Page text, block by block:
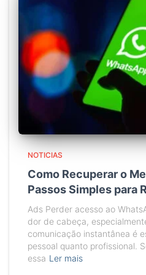
NOTICIAS
Como Recuperar o
Passos Simples para
Ads Perder acesso ao
dor de cabeça,
comunicação instantânea é
pessoal quanto profissional.
essa Ler mais